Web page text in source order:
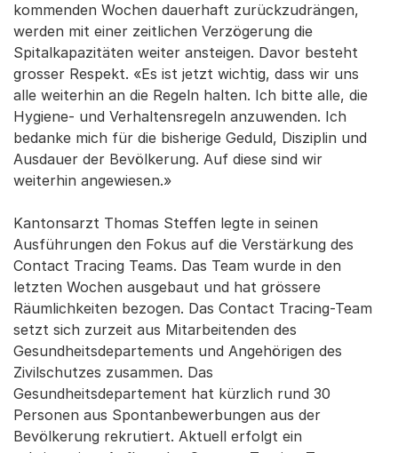
kommenden Wochen dauerhaft zurückzudrängen,
werden mit einer zeitlichen Verzögerung die
Spitalkapazitäten weiter ansteigen. Davor besteht
grosser Respekt. «Es ist jetzt wichtig, dass wir uns
alle weiterhin an die Regeln halten. Ich bitte alle, die
Hygiene- und Verhaltensregeln anzuwenden. Ich
bedanke mich für die bisherige Geduld, Disziplin und
Ausdauer der Bevölkerung. Auf diese sind wir
weiterhin angewiesen.»
Kantonsarzt Thomas Steffen legte in seinen
Ausführungen den Fokus auf die Verstärkung des
Contact Tracing Teams. Das Team wurde in den
letzten Wochen ausgebaut und hat grössere
Räumlichkeiten bezogen. Das Contact Tracing-Team
setzt sich zurzeit aus Mitarbeitenden des
Gesundheitsdepartements und Angehörigen des
Zivilschutzes zusammen. Das
Gesundheitsdepartement hat kürzlich rund 30
Personen aus Spontanbewerbungen aus der
Bevölkerung rekrutiert. Aktuell erfolgt ein